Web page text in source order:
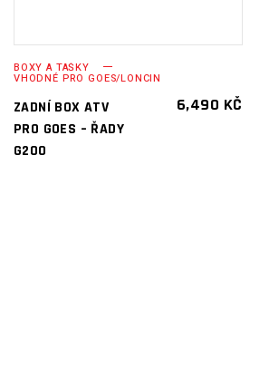
BOXY A TAŠKY
VHODNÉ PRO GOES/LONCIN
ZADNÍ BOX ATV
PRO GOES – ŘADY
G200
6,490 KČ